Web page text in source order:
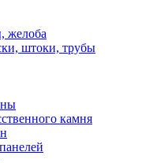
желоба
штоки, трубы
камня